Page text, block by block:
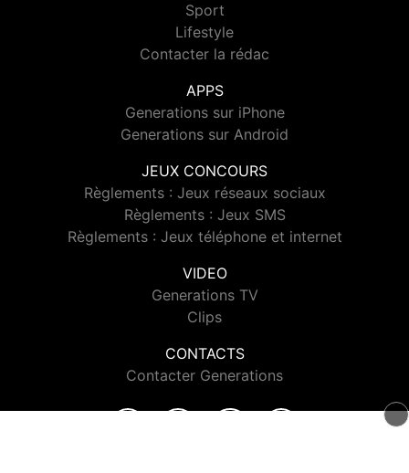
Sport
Lifestyle
Contacter la rédac
APPS
Generations sur iPhone
Generations sur Android
JEUX CONCOURS
Règlements : Jeux réseaux sociaux
Règlements : Jeux SMS
Règlements : Jeux téléphone et internet
VIDEO
Generations TV
Clips
CONTACTS
Contacter Generations